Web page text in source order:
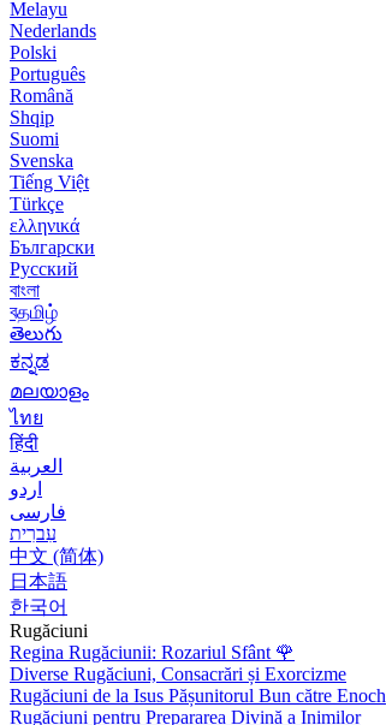
Melayu
Nederlands
Polski
Português
Română
Shqip
Suomi
Svenska
Tiếng Việt
Türkçe
ελληνικά
Български
Русский
বাংলা
বதமிழ்
తెలుగు
ಕನ್ನಡ
മലയാളം
ไทย
हिंदी
العربية
اردو
فارسی
עִברִית
中文 (简体)
日本語
한국어
Rugăciuni
Regina Rugăciunii: Rozariul Sfânt 🌹
Diverse Rugăciuni, Consacrări și Exorcizme
Rugăciuni de la Isus Pășunitorul Bun către Enoch
Rugăciuni pentru Prepararea Divină a Inimilor